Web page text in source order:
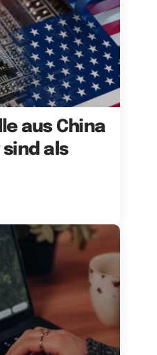
aus China
als